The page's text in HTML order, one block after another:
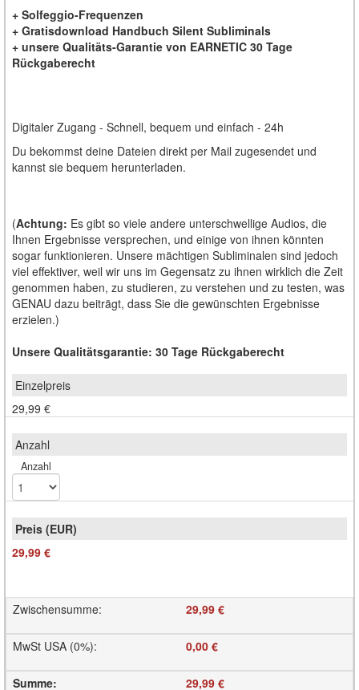
+ Solfeggio-Frequenzen
+ Gratisdownload Handbuch Silent Subliminals
+ unsere Qualitäts-Garantie von EARNETIC 30 Tage
Rückgaberecht
Digitaler Zugang - Schnell, bequem und einfach - 24h
Du bekommst deine Dateien direkt per Mail zugesendet und
kannst sie bequem herunterladen.
(Achtung: Es gibt so viele andere unterschwellige Audios, die
Ihnen Ergebnisse versprechen, und einige von ihnen könnten
sogar funktionieren. Unsere mächtigen Subliminalen sind jedoch
viel effektiver, weil wir uns im Gegensatz zu ihnen wirklich die Zeit
genommen haben, zu studieren, zu verstehen und zu testen, was
GENAU dazu beiträgt, dass Sie die gewünschten Ergebnisse
erzielen.)
Unsere Qualitätsgarantie: 30 Tage Rückgaberecht
29,99 €
Anzahl
29,99 €
Zwischensumme: 29,99 €
MwSt USA (0%): 0,00 €
Summe: 29,99 €